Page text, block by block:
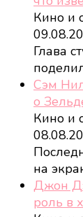
Кино и
Глава
Сэм
о
Кино и
на
Джон
роль в